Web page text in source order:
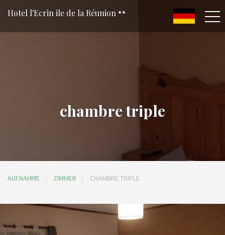
Hotel l'Ecrin ile de la Réunion
chambre triple
AUFNAHME ZIMMER CHAMBRE TRIPLE